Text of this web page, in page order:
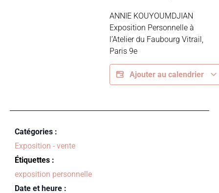
ANNIE KOUYOUMDJIAN
Exposition Personnelle à
l’Atelier du Faubourg Vitrail,
Paris 9e
Ajouter au calendrier
Catégories :
Exposition - vente
Étiquettes :
exposition personnelle
Date et heure :